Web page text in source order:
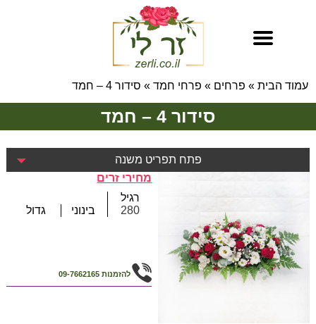
עמוד הבית » פרחים » פרחי חמד » סידור 4 – חמד
סידור 4 – חמד
פתח תפריט משנה
מחירי זרים
רגיל
280
בינוני גדול
להזמנות 09-7662165